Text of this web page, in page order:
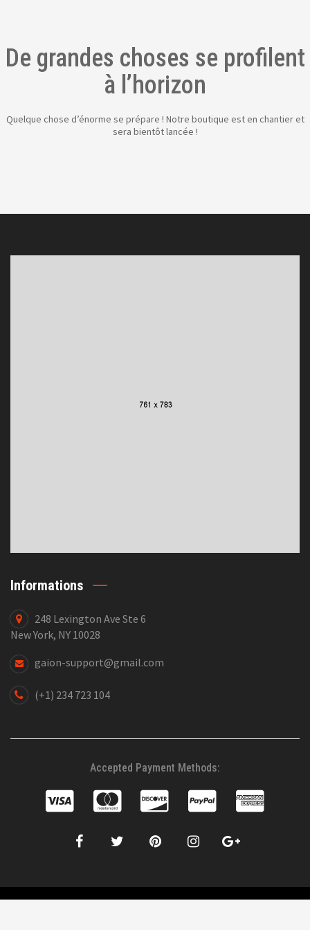
De grandes choses se profilent
à l’horizon
Quelque chose d’énorme se prépare ! Notre boutique est en chantier et
sera bientôt lancée !
Informations
248 Lexington Ave Ste 6
New York, NY 10028
gaion-support@gmail.com
(+1) 234 723 104
Accepted Payment Methods: